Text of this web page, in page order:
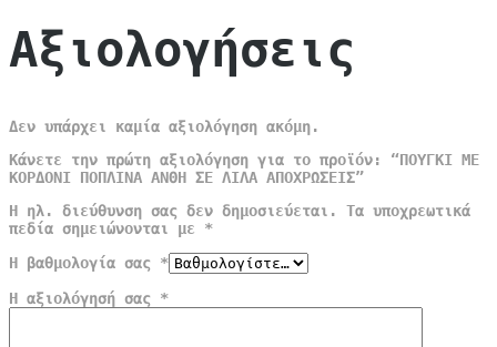
Αξιολογήσεις
Δεν υπάρχει καμία αξιολόγηση ακόμη.
Κάνετε την πρώτη αξιολόγηση για το προϊόν: “ΠΟΥΓΚΙ ΜΕ
ΚΟΡΔΟΝΙ ΠΟΠΛΙΝΑ ΑΝΘΗ ΣΕ ΛΙΛΑ ΑΠΟΧΡΩΣΕΙΣ”
Η ηλ. διεύθυνση σας δεν δημοσιεύεται.
Τα υποχρεωτικά
πεδία σημειώνονται με *
Η βαθμολογία σας *
Η αξιολόγησή σας *